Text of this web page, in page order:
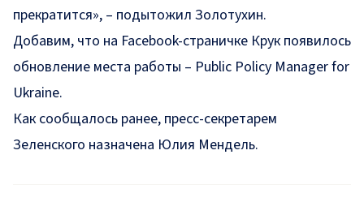
прекратится», – подытожил Золотухин.
Добавим, что на Facebook-страничке Крук появилось
обновление места работы – Public Policy Manager for
Ukraine.
Как сообщалось ранее, пресс-секретарем
Зеленского назначена Юлия Мендель.